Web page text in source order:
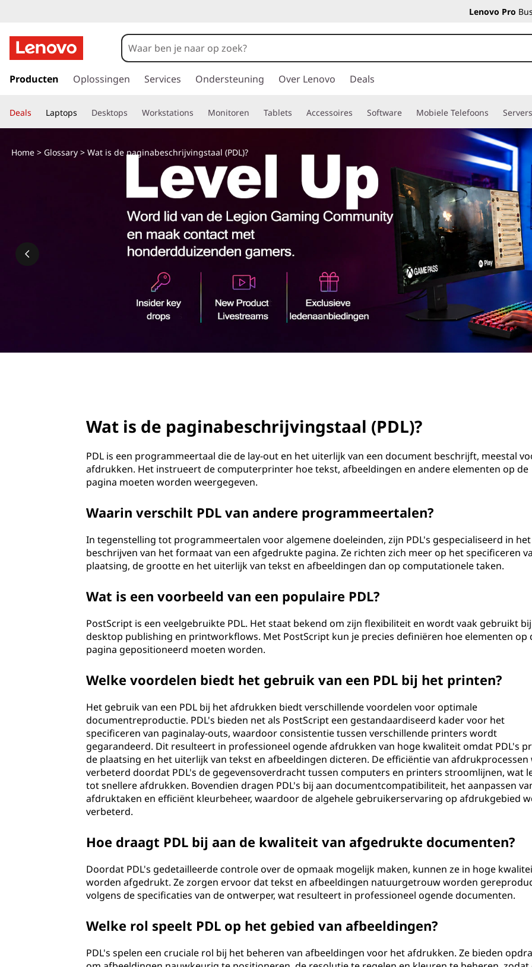
a
Lenovo Pro
a
a
r
e
Producten Oplossingen Services Ondersteuning Over Lenovo Deals
Deals Laptops Desktops Workstations Monitoren Tablets Accessoires Software Mobiele Telefoons
Home> Glossary> Wat is de paginabeschrijvingstaal (PDL)?
Wat is de paginabeschrijvingstaal (PDL)?
PDL is een programmeertaal die de lay-out en het uiterlijk van een document beschrijft, meestal
afdrukken. Het instrueert de computerprinter hoe tekst, afbeeldingen en andere elementen op de
pagina moeten worden weergegeven.
Waarin verschilt PDL van andere programmeertalen?
In tegenstelling tot programmeertalen voor algemene doeleinden, zijn PDL's gespecialiseerd in het
beschrijven van het formaat van een afgedrukte pagina. Ze richten zich meer op het specificeren
plaatsing, de grootte en het uiterlijk van tekst en afbeeldingen dan op computationele taken.
Wat is een voorbeeld van een populaire PDL?
PostScript is een veelgebruikte PDL. Het staat bekend om zijn flexibiliteit en wordt vaak gebruikt bij
desktop publishing en printworkflows. Met PostScript kun je precies definiëren hoe elementen op
pagina gepositioneerd moeten worden.
Welke voordelen biedt het gebruik van een PDL bij het printen?
Het gebruik van een PDL bij het afdrukken biedt verschillende voordelen voor optimale
documentreproductie. PDL's bieden net als PostScript een gestandaardiseerd kader voor het
specificeren van paginalay-outs, waardoor consistentie tussen verschillende printers wordt
gegarandeerd. Dit resulteert in professioneel ogende afdrukken van hoge kwaliteit omdat PDL's
de plaatsing en het uiterlijk van tekst en afbeeldingen dicteren. De efficiëntie van
verbeterd doordat PDL's de gegevensoverdracht tussen computers en printers stroomlijnen, wat
tot snellere afdrukken. Bovendien dragen PDL's bij aan documentcompatibiliteit, het aanpassen
afdruktaken en efficiënt kleurbeheer, waardoor de algehele gebruikerservaring op afdrukgebied
verbeterd.
Hoe draagt PDL bij aan de kwaliteit van afgedrukte documenten?
Doordat PDL's gedetailleerde controle over de opmaak mogelijk maken, kunnen ze in hoge
worden afgedrukt. Ze zorgen ervoor dat tekst en afbeeldingen natuurgetrouw worden
volgens de specificaties van de ontwerper, wat resulteert in professioneel ogende documenten.
Welke rol speelt PDL op het gebied van afbeeldingen?
PDL's spelen een cruciale rol bij het beheren van afbeeldingen voor het afdrukken. Ze bieden